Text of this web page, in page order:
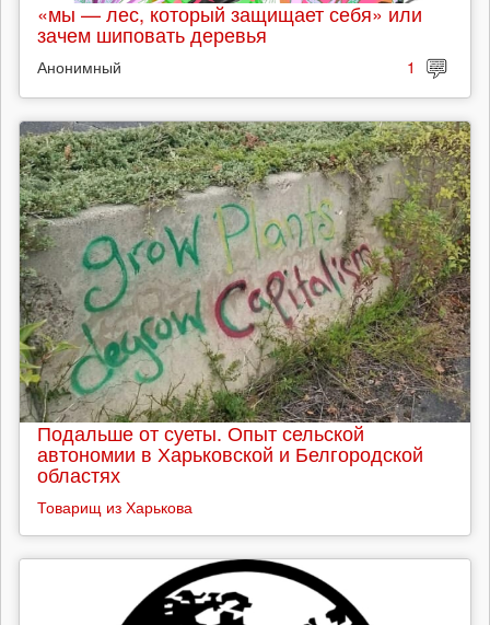
«мы — лес, который защищает себя» или
зачем шиповать деревья
Анонимный 1
Подальше от суеты. Опыт сельской
автономии в Харьковской и Белгородской
областях
Товарищ из Харькова